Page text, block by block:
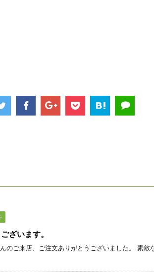
ざいます。
のご来店、ご注文ありがとうございました。 素敵